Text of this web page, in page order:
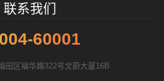
联系我们
60001
田区福华路322号文蔚大厦16B